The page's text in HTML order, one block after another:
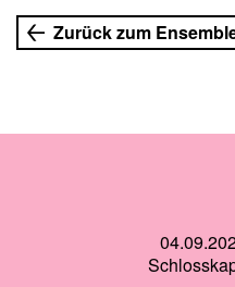
Wir entscheiden in der
Veranstaltung
Zurück zum